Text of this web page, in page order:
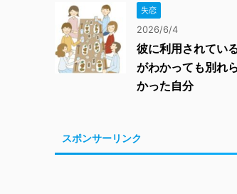
失恋
2026/6/4
彼に利用されてい
がわかっても別れ
かった自分
スポンサーリンク